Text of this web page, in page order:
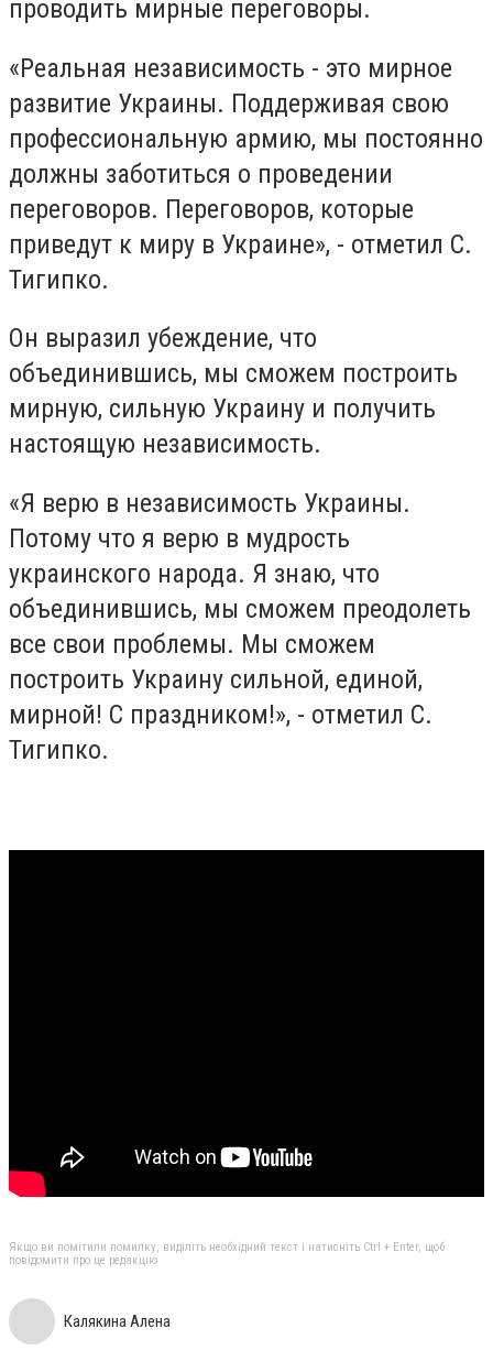
проводить мирные переговоры.
«Реальная независимость - это мирное
развитие Украины. Поддерживая свою
профессиональную армию, мы постоянно
должны заботиться о проведении
переговоров. Переговоров, которые
приведут к миру в Украине», - отметил С.
Тигипко.
Он выразил убеждение, что
объединившись, мы сможем построить
мирную, сильную Украину и получить
настоящую независимость.
«Я верю в независимость Украины.
Потому что я верю в мудрость
украинского народа. Я знаю, что
объединившись, мы сможем преодолеть
все свои проблемы. Мы сможем
построить Украину сильной, единой,
мирной! С праздником!», - отметил С.
Тигипко.
Якщо ви помітили помилку, виділіть необхідний текст і натисніть Ctrl + Enter, щоб
повідомити про це редакцію
Калякина Алена